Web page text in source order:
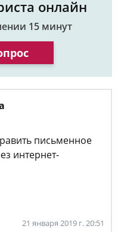
онлайн
15 минут
письменное
интернет-
21 января 2019 г. 20:51